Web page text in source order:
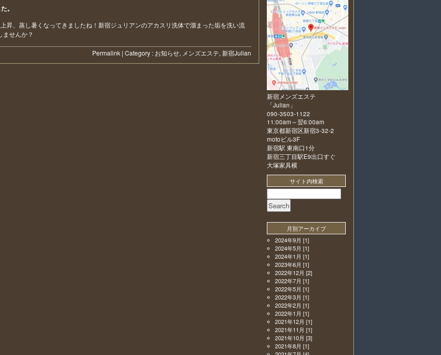
。
昇、蒸し暑くなってきましたね！新宿ジュリアンのアカスリ洗体で溜まった垢を洗い流
ませんか？
Permalink | Category : お知らせ, メンズエステ, 新宿Julian
新宿メンズエステ
「Julian 」
090-3503-1122
11:00am～翌6:00am
東京都新宿区新宿3-32-2
motoビル3F
新宿駅 東南口1分
新宿三丁目駅E9出口すぐ
大塚家具横
サイト内検索
月別アーカイブ
2024年9月 [1]
2024年5月 [1]
2024年1月 [1]
2023年6月 [1]
2022年12月 [2]
2022年7月 [1]
2022年5月 [1]
2022年3月 [1]
2022年2月 [1]
2022年1月 [1]
2021年12月 [1]
2021年11月 [1]
2021年10月 [3]
2021年8月 [1]